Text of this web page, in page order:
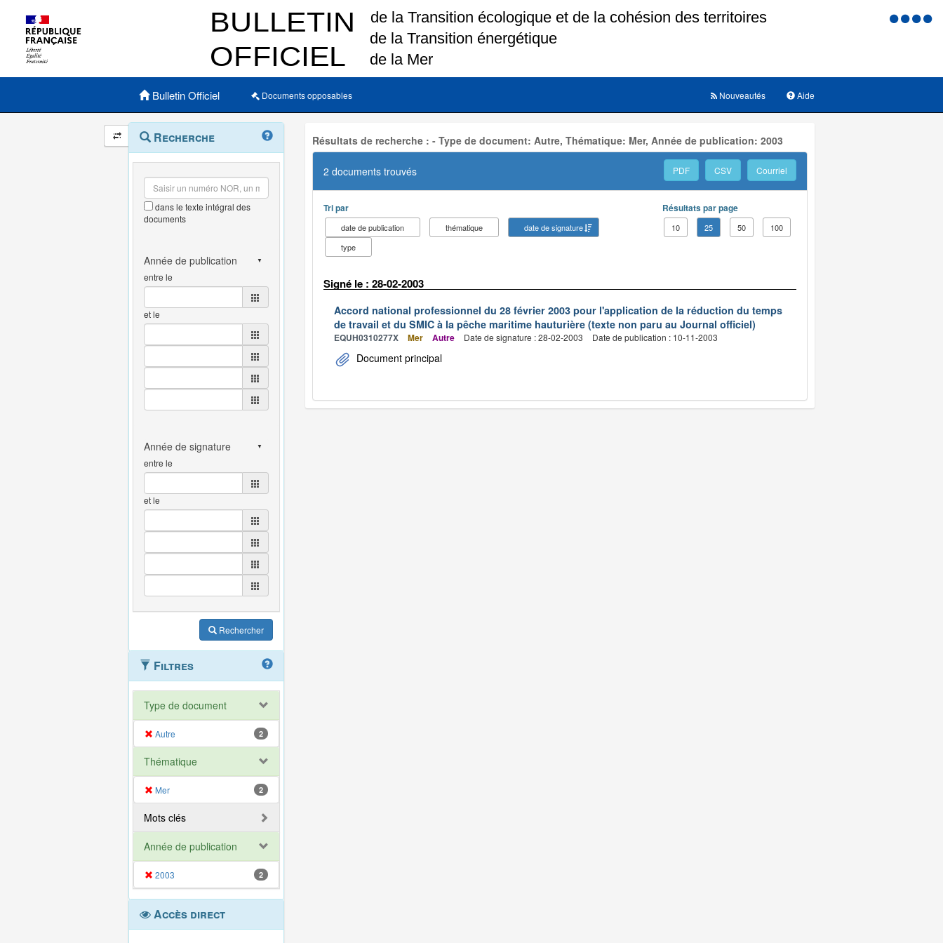
Menu
Menu principal
Bulletin Officiel Documents opposables Aide
Nouveautés
Navigation
et
outils
annexes
Menu
contextuel
Recherche
dans le texte intégral des
documents
entre le
et le
entre le
et le
Rechercher
Filtres
Type de document
Autre 2
Thématique
Mer 2
Mots clés
Année de publication
2003 2
Accès direct
Résultats de recherche : - Type de document: Autre, Thématique: Mer, Année de publication: 2003
2 documents trouvés PDF CSV Courriel
Tri par
date de publication thématique
date de signature
type
Résultats par page
10 25 50 100
Signé le : 28-02-2003
Accord national professionnel du 28 février 2003 pour l'application de la réduction du temps
de travail et du SMIC à la pêche maritime hauturière (texte non paru au Journal officiel)
EQUH0310277X Mer Autre Date de signature : 28-02-2003 Date de publication : 10-11-2003
Document principal